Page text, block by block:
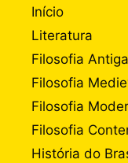
Início
Literatura
Filosofia Antiga
Filosofia
Filosofia
Filosofia
História do